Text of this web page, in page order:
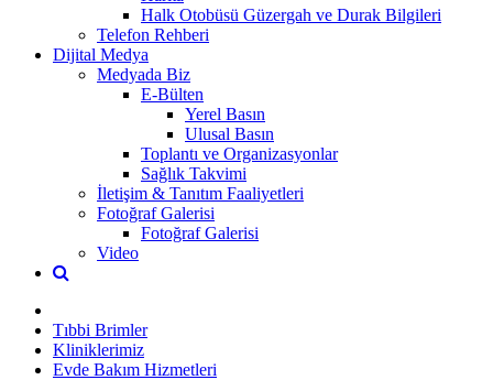
Halk Otobüsü Güzergah ve Durak Bilgileri
Telefon Rehberi
Dijital Medya
Medyada Biz
E-Bülten
Yerel Basın
Ulusal Basın
Toplantı ve Organizasyonlar
Sağlık Takvimi
İletişim & Tanıtım Faaliyetleri
Fotoğraf Galerisi
Fotoğraf Galerisi
Video
Tıbbi Brimler
Kliniklerimiz
Evde Bakım Hizmetleri